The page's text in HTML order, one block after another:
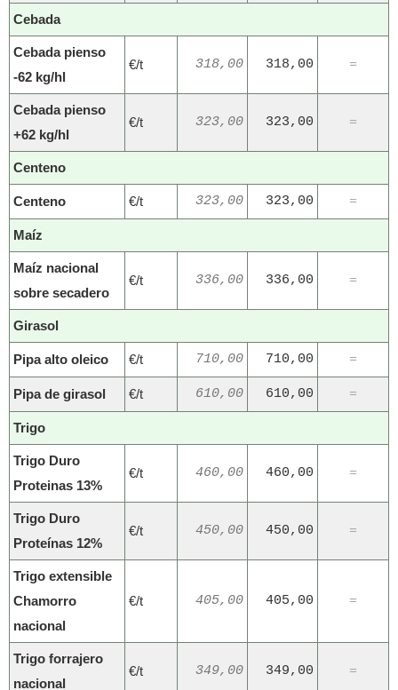
Cebada
Cebada pienso
-62 kg/hl
€/t 318,00 318,00 =
Cebada pienso
+62 kg/hl
€/t 323,00 323,00 =
Centeno
Centeno €/t 323,00 323,00 =
Maíz
Maíz nacional
sobre secadero
€/t 336,00 336,00 =
Girasol
Pipa alto oleico €/t 710,00 710,00 =
Pipa de girasol €/t 610,00 610,00 =
Trigo
Trigo Duro
Proteinas 13%
€/t 460,00 460,00 =
Trigo Duro
Proteínas 12%
€/t 450,00 450,00 =
Trigo extensible
Chamorro
nacional
€/t 405,00 405,00 =
Trigo forrajero
nacional
€/t 349,00 349,00 =